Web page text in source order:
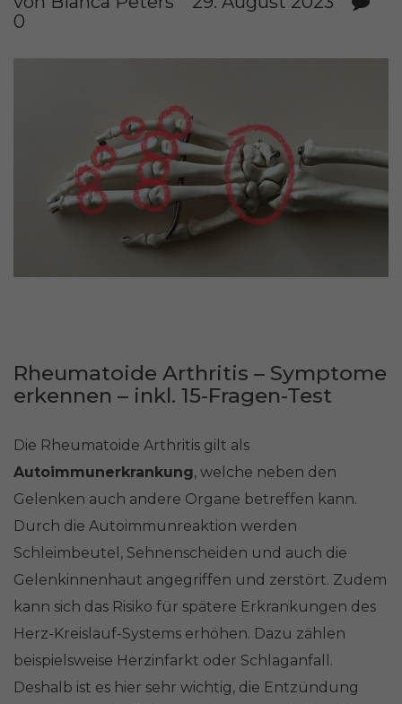
0
Rheumatoide Arthritis – Symptome
erkennen – inkl. 15-Fragen-Test
Die Rheumatoide Arthritis gilt als
Autoimmunerkrankung, welche neben den
Gelenken auch andere Organe betreffen kann.
Durch die Autoimmunreaktion werden
Schleimbeutel, Sehnenscheiden und auch die
Gelenkinnenhaut angegriffen und zerstört. Zudem
kann sich das Risiko für spätere Erkrankungen des
Herz-Kreislauf-Systems erhöhen. Dazu zählen
beispielsweise Herzinfarkt oder Schlaganfall.
Deshalb ist es hier sehr wichtig, die Entzündung